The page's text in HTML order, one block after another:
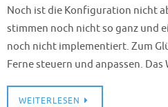
Noch ist die Konfiguration nicht
stimmen noch nicht so ganz und
noch nicht implementiert. Zum
Ferne steuern und anpassen.
WEITERLESEN